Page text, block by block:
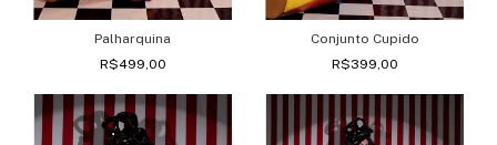
Palharquina
R$499,00
Conjunto Cupido
R$399,00